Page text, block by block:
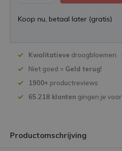
Koop nu, betaal later (gratis)
Kwalitatieve droogbloemen
Niet goed = Geld terug!
1900+ productreviews
65.218 klanten gingen je voor
Productomschrijving